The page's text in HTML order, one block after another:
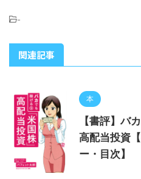
-
関連記事
本
【書評】バ
高配当投資
ー・目次】